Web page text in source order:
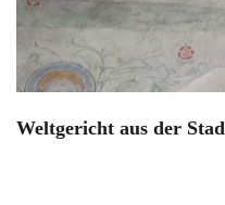
Weltgericht aus der